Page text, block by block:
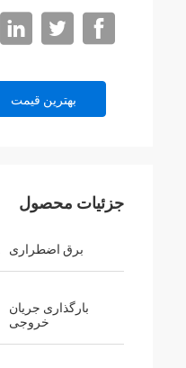
بهترین قیمت
جزئیات محصول
برق اضطراری
بارگذاری جریان
خروجی